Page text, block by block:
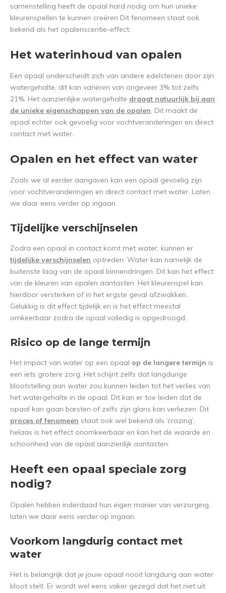
samenstelling heeft de opaal hard nodig om hun unieke
kleurenspellen te kunnen creëren Dit fenomeen staat ook
bekend als het opalenscentie-effect.
Het waterinhoud van opalen
Een opaal onderscheidt zich van andere edelstenen door zijn
watergehalte, dit kan variëren van ongeveer 3% tot zelfs
21%. Het aanzienlijke watergehalte draagt natuurlijk bij aan
de unieke eigenschappen van de opalen. Dit maakt de
opaal echter ook gevoelig voor vochtveranderingen en direct
contact met water.
Opalen en het effect van water
Zoals we al eerder aangaven kan een opaal gevoelig zijn
voor vochtveranderingen en direct contact met water. Laten
we daar eens verder op ingaan.
Tijdelijke verschijnselen
Zodra een opaal in contact komt met water, kunnen er
tijdelijke verschijnselen optreden. Water kan namelijk de
buitenste laag van de opaal binnendringen. Dit kan het effect
van de kleuren van opalen aantasten. Het kleurenspel kan
hierdoor versterken of in het ergste geval afzwakken.
Gelukkig is dit effect tijdelijk en is het effect meestal
omkeerbaar zodra de opaal volledig is opgedroogd.
Risico op de lange termijn
Het impact van water op een opaal op de langere termijn is
een iets grotere zorg. Het schijnt zelfs dat langdurige
blootstelling aan water zou kunnen leiden tot het verlies van
het watergehalte in de opaal. Dit kan er toe leiden dat de
opaal kan gaan barsten of zelfs zijn glans kan verliezen. Dit
proces of fenomeen staat ook wel bekend als ‘crazing’,
helaas is het effect onomkeerbaar en kan het de waarde en
schoonheid van de opaal aanzienlijk aantasten.
Heeft een opaal speciale zorg
nodig?
Opalen hebben inderdaad hun eigen manier van verzorging,
laten we daar eens verder op ingaan.
Voorkom langdurig contact met
water
Het is belangrijk dat je jouw opaal nooit langdurig aan water
bloot stelt. Er wordt wel eens vaker gezegd dat het niet uit